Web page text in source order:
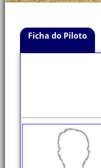
Ficha do Piloto